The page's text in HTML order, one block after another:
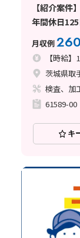
【紹介案
年間休日
月収例
【時給
茨城県取
検査、加
61589-00
キ